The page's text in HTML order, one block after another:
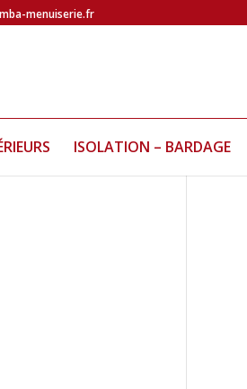
menuiserie.fr
ISOLATION – BARDAGE